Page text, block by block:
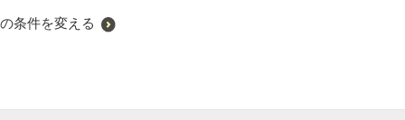
条件を変える